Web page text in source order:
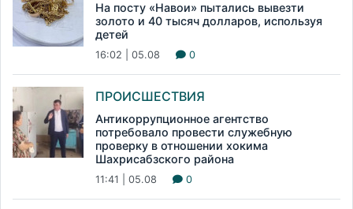
На посту «Навои» пытались вывезти
золото и 40 тысяч долларов, используя
детей
16:02 | 05.08 0
ПРОИСШЕСТВИЯ
Антикоррупционное агентство
потребовало провести служебную
проверку в отношении хокима
Шахрисабзского района
11:41 | 05.08 0